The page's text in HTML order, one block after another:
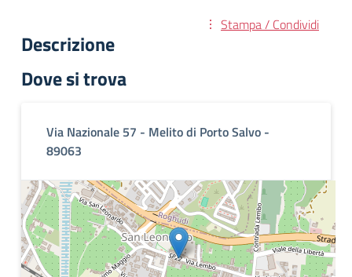
Stampa / Condividi
Descrizione
Dove si trova
Via Nazionale 57 - Melito di Porto Salvo -
89063